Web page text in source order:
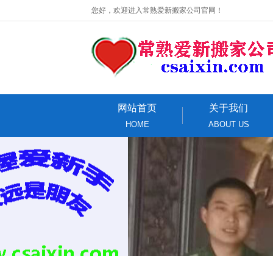
您好，欢迎进入常熟爱新搬家公司官网！
网站首页
HOME
关于我们
ABOUT US